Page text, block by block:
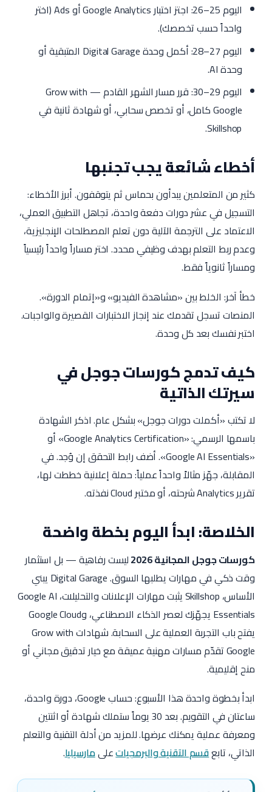
اليوم 25–26: اجتز اختبار Google Analytics أو Ads (اختر
واحداً حسب تخصصك).
اليوم 27–28: أكمل وحدة Digital Garage المتبقية أو
وحدة AI.
اليوم 29–30: قرر مسار الشهر القادم — Grow with
Google كامل، أو تخصص سحابي، أو شهادة ثانية في
Skillshop.
أخطاء شائعة يجب تجنبها
كثير من المتعلمين يبدأون بحماس ثم يتوقفون. أبرز الأخطاء:
التسجيل في عشر دورات دفعة واحدة، تجاهل التطبيق العملي،
الاعتماد على الترجمة الآلية دون تعلم المصطلحات الإنجليزية،
وعدم ربط التعلم بهدف وظيفي محدد. اختر مساراً واحداً رئيسياً
ومساراً ثانوياً فقط.
خطأ آخر: الخلط بين «مشاهدة الفيديو» و«إتمام الدورة».
المنصات تسجل تقدمك عند إنجاز الاختبارات القصيرة والواجبات.
اختبر نفسك بعد كل وحدة.
كيف تدمج كورسات جوجل في
سيرتك الذاتية
لا تكتب «أكملت دورات جوجل» بشكل عام. اذكر الشهادة
باسمها الرسمي: «Google Analytics Certification» أو
«Google AI Essentials». أضف رابط التحقق إن وُجد. في
المقابلة، جهّز مثالاً واحداً عملياً: حملة إعلانية خططت لها،
تقرير Analytics شرحته، أو مختبر Cloud نفذته.
الخلاصة: ابدأ اليوم بخطة واضحة
كورسات جوجل المجانية 2026
ليست رفاهية — بل استثمار
وقت ذكي في مهارات يطلبها السوق. Digital Garage يبني
الأساس، Skillshop يثبت مهارات الإعلانات والتحليلات، Google AI
Essentials يجهّزك لعصر الذكاء الاصطناعي، وGoogle Cloud
يفتح باب التجربة العملية على السحابة. شهادات Grow with
Google تقدّم مسارات مهنية عميقة مع خيار تدقيق مجاني أو
منح إقليمية.
ابدأ بخطوة واحدة هذا الأسبوع: حساب Google، دورة واحدة،
ساعتان في التقويم. بعد 30 يوماً ستملك شهادة أو اثنتين
ومعرفة عملية يمكنك عرضها. للمزيد من أدلة التقنية والتعلم
الذاتي، تابعقسم التقنية والبرمجياتعلىمارسيليا.